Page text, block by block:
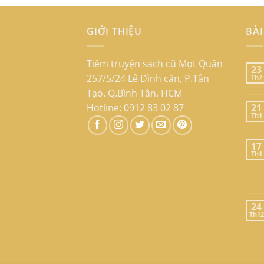
GIỚI THIỆU
Tiệm truyện sách cũ Mọt Quân
257/5/24 Lê Đình cẩn, P.Tân
Tạo. Q.Bình Tân. HCM
Hotline: 0912 83 02 87
23
Th7
21
Th1
17
Th1
24
Th12